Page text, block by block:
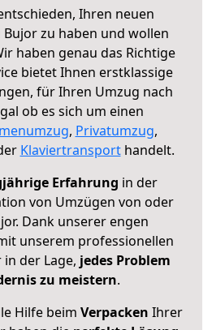
Ihren neuen
zu haben und wollen
haben genau das Richtige
bietet Ihnen erstklassige
für Ihren Umzug nach
ob es sich um einen
, Privatumzug,
Klaviertransporthandelt.
Erfahrung in der
von Umzügen von oder
Dank unserer engen
unserem professionellen
der Lage, jedes Problem
zu meistern.
Hilfe beim Verpacken Ihrer